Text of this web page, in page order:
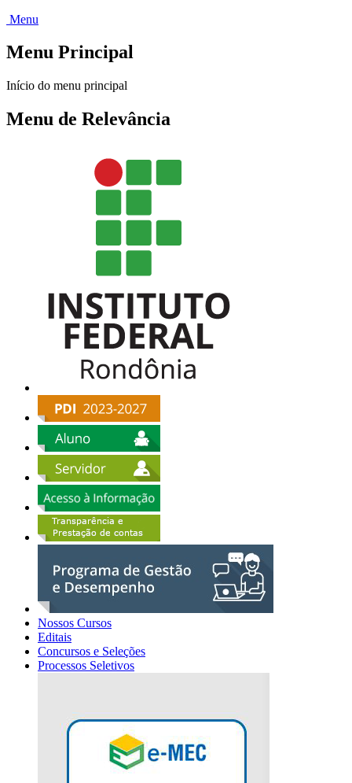
Menu
Menu Principal
Início do menu principal
Menu de Relevância
Nossos Cursos
Editais
Concursos e Seleções
Processos Seletivos